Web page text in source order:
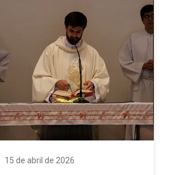
15 de abril de 2026